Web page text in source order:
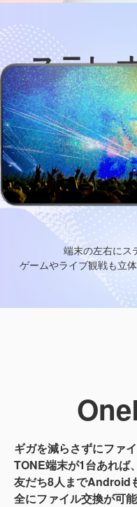
ステレ
端末の左右にス
ゲームやライブ観戦も立
ギガを減らさずにファ
TONE端末が1台あれば、
友だち8人までAndroid
全にファイル交換が可能